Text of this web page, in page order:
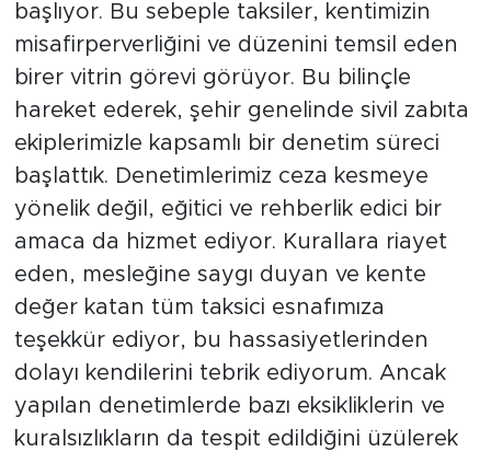
başlıyor. Bu sebeple taksiler, kentimizin
misafirperverliğini ve düzenini temsil eden
birer vitrin görevi görüyor. Bu bilinçle
hareket ederek, şehir genelinde sivil zabıta
ekiplerimizle kapsamlı bir denetim süreci
başlattık. Denetimlerimiz ceza kesmeye
yönelik değil, eğitici ve rehberlik edici bir
amaca da hizmet ediyor. Kurallara riayet
eden, mesleğine saygı duyan ve kente
değer katan tüm taksici esnafımıza
teşekkür ediyor, bu hassasiyetlerinden
dolayı kendilerini tebrik ediyorum. Ancak
yapılan denetimlerde bazı eksikliklerin ve
kuralsızlıkların da tespit edildiğini üzülerek